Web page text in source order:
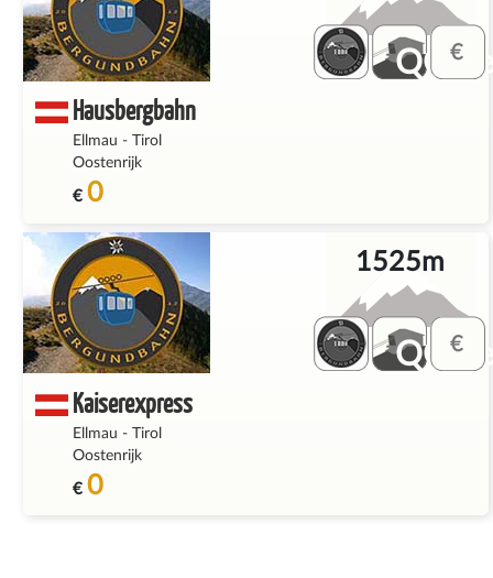
Hausbergbahn
Ellmau -
Tirol
Oostenrijk
€ 0
Kaiserexpress
Ellmau - Tirol
Oostenrijk
€ 0
1525m